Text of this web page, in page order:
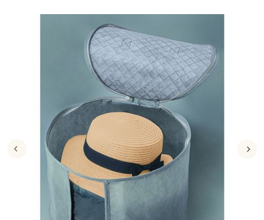
ジュニア・ティーンズ下着
メンズファッション
キッチン・雑貨・日用品
寝具・インテリア・家具
寝具・インテリア・家具通販すべて
寝具・ベッド
カーテン・ラグ・ファブリック
美容・健康通販すべて
美容・健康・サプリメント
制服・スクール
制服・スクールすべて
制服・学生服
ジュニア・ティーンズ下着
大きいサイズ
大きいサイズ通販すべて
大きいサイズ レディース服
バーゲンセール
ジュニア・ティーンズ下着
キッチン・雑貨・日用品
寝具・インテリア・家具通販すべて
カーテン・ラグ・ファブリック
美容・健康通販すべて
美容・健康・サプリメント
制服・学生服
ジュニア・ティーンズ下着
大きいサイズ通販すべて
大きいサイズ レディース服
大きいサイズ レディース下着
バーゲン
バーゲンセール
シークレットセール
詳細検索
商品カテゴリ一覧